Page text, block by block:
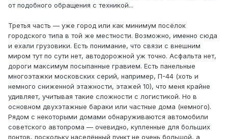
от подобного обращения с техникой...
Третья часть — уже город или как минимум посёлок
городского типа в той же местности. Возможно, именно сюда
и ехали грузовики. Есть понимание, что связи с внешним
миром тут по сути нет, автодорожной уж точно. Асфальта нет,
дороги максимум посыпанные гравием. Есть панельные
многоэтажки московских серий, например, П-44 (хоть и
немного сниженной этажности, этажей 10), что меня крайне
удивляет, учитывая такие сложности с логистикой. Но в
основном двухэтажные бараки или частные дома (немного).
Рядом с некоторыми домами обнаруживаются автомобили
советского автопрома — очевидно, купленные для больших
понтов, поскольку населённый пункт не очень большой, а